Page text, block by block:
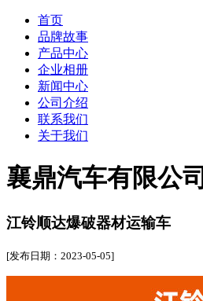
首页
品牌故事
产品中心
企业相册
新闻中心
公司介绍
联系我们
关于我们
襄鼎汽车有限公司
江铃顺达爆破器材运输车
[发布日期：2023-05-05]